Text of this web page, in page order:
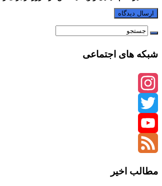
شبکه های اجتماعی
Instagram
Twitter
YouTube
مطالب اخیر